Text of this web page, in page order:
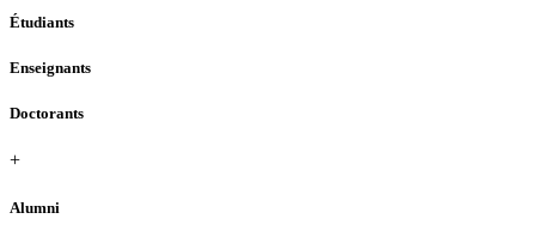
Étudiants
Enseignants
Doctorants
+
Alumni